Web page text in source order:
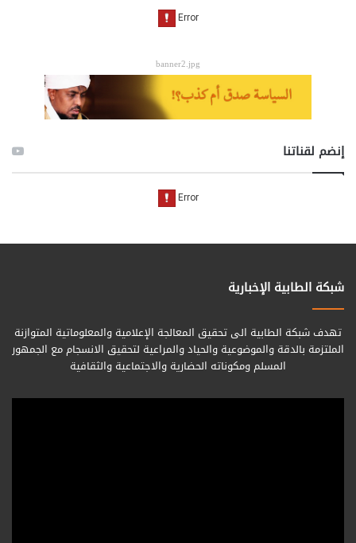
banner2.jpg
إنضم لقناتنا
شبكة الطابية الإخبارية
تهدف شبكة الطابية الى تحقيق المعالجة الإعلامية والمعلوماتية المتوازنة
الملتزمة بالدقة والموضوعية والحياد والمراعية لتحقيق الانسجام مع الجمهور
المسلم ومكوناته الحضارية والاجتماعية والثقافية